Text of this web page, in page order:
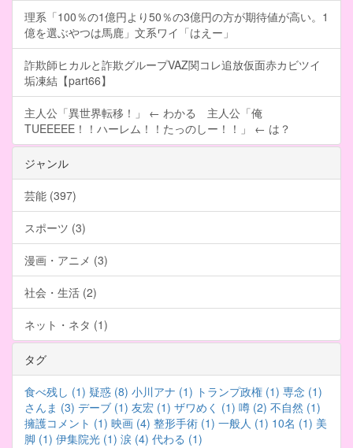
理系「100％の1億円より50％の3億円の方が期待値が高い。1
億を選ぶやつは馬鹿」文系ワイ「はえー」
詐欺師ヒカルと詐欺グループVAZ関コレ追放仮面赤カビツイ
垢凍結【part66】
主人公「異世界転移！」 ← わかる 主人公「俺
TUEEEEE！！ハーレム！！たっのしー！！」 ← は？
ジャンル
芸能 (397)
スポーツ (3)
漫画・アニメ (3)
社会・生活 (2)
ネット・ネタ (1)
タグ
食べ残し (1) 疑惑 (8) 小川アナ (1) トランプ政権 (1) 専念 (1)
さんま (3) デーブ (1) 友宏 (1) ザワめく (1) 噂 (2) 不自然 (1)
擁護コメント (1) 映画 (4) 整形手術 (1) 一般人 (1) 10名 (1) 美
脚 (1) 伊集院光 (1) 涙 (4) 代わる (1)